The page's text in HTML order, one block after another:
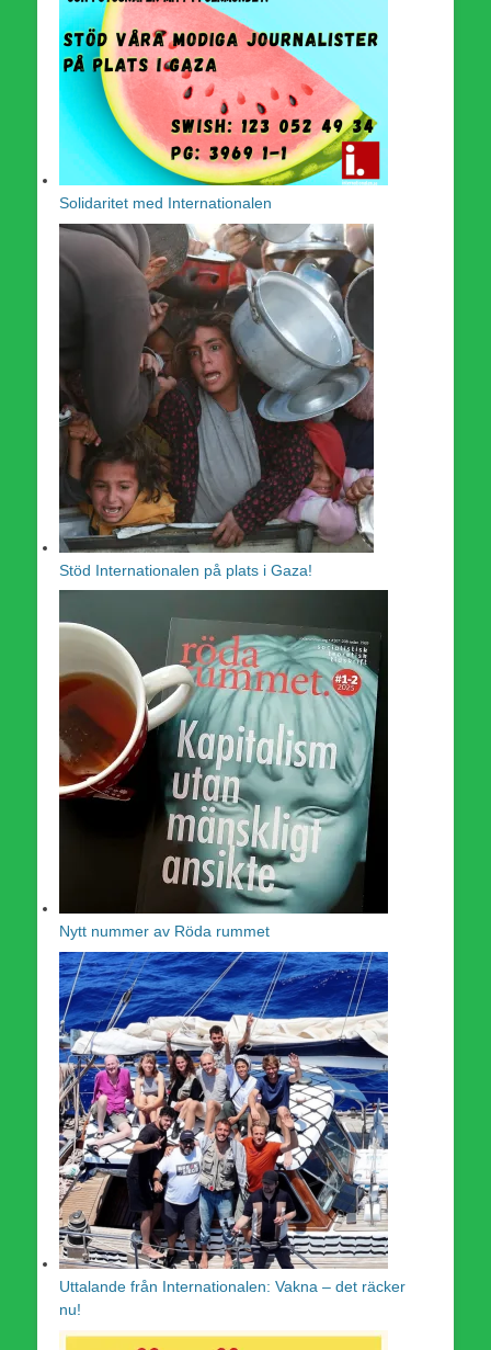
Solidaritet med Internationalen
Stöd Internationalen på plats i Gaza!
Nytt nummer av Röda rummet
Uttalande från Internationalen: Vakna – det räcker
nu!